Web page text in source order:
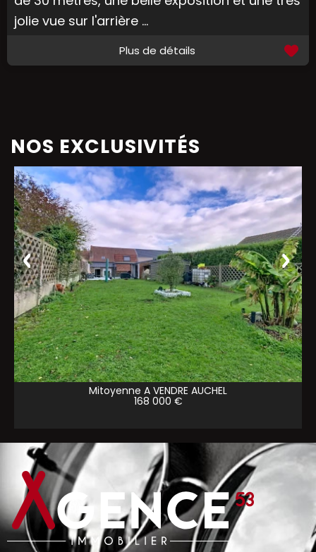
jolie vue sur l'arrière ...
Plus de détails
NOS EXCLUSIVITÉS
Mitoyenne A VENDRE AUCHEL
168 000 €